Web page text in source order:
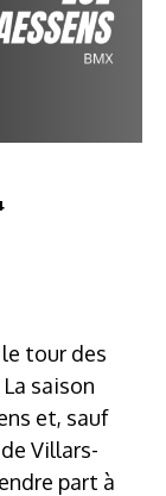
tour des
saison
et, sauf
Villars-
part à